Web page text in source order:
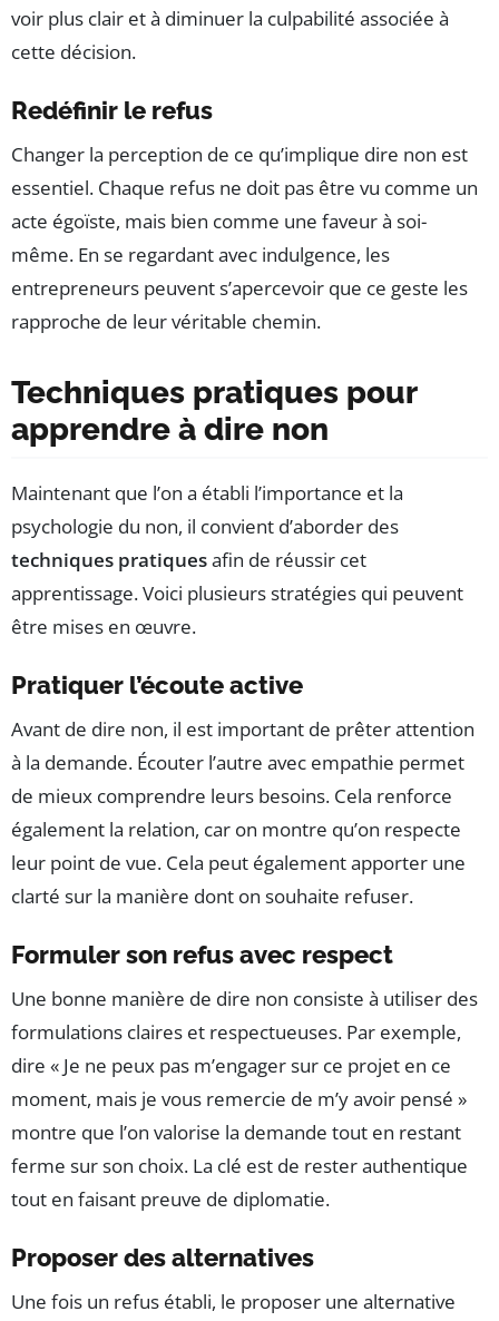
voir plus clair et à diminuer la culpabilité associée à
cette décision.
Redéfinir le refus
Changer la perception de ce qu’implique dire non est
essentiel. Chaque refus ne doit pas être vu comme un
acte égoïste, mais bien comme une faveur à soi-
même. En se regardant avec indulgence, les
entrepreneurs peuvent s’apercevoir que ce geste les
rapproche de leur véritable chemin.
Techniques pratiques pour
apprendre à dire non
Maintenant que l’on a établi l’importance et la
psychologie du non, il convient d’aborder des
techniques pratiquesafin de réussir cet
apprentissage. Voici plusieurs stratégies qui peuvent
être mises en œuvre.
Pratiquer l’écoute active
Avant de dire non, il est important de prêter attention
à la demande. Écouter l’autre avec empathie permet
de mieux comprendre leurs besoins. Cela renforce
également la relation, car on montre qu’on respecte
leur point de vue. Cela peut également apporter une
clarté sur la manière dont on souhaite refuser.
Formuler son refus avec respect
Une bonne manière de dire non consiste à utiliser des
formulations claires et respectueuses. Par exemple,
dire « Je ne peux pas m’engager sur ce projet en ce
moment, mais je vous remercie de m’y avoir pensé »
montre que l’on valorise la demande tout en restant
ferme sur son choix. La clé est de rester authentique
tout en faisant preuve de diplomatie.
Proposer des alternatives
Une fois un refus établi, le proposer une alternative